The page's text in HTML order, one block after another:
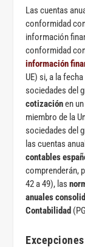
Las cuentas
conformidad
información
conformidad
información
UE) si, a la
sociedades del
cotizaciónen
miembro de la
sociedades del
las cuentas
contables
comprenderán,
42 a 49), las
anuales
Contabilidad